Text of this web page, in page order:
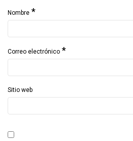
Nombre *
Correo electrónico *
Sitio web